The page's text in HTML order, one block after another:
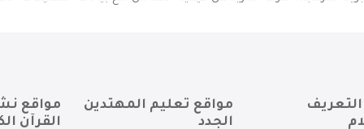
مواقع تعليم المهتدين
الجدد
مواقع
القرآن